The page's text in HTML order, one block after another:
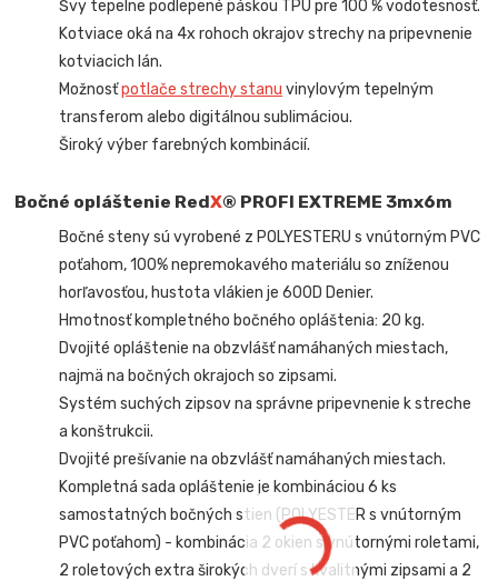
Švy tepelne podlepené páskou TPU pre 100 % vodotesnosť.
Kotviace oká na 4x rohoch okrajov strechy na pripevnenie
kotviacich lán.
Možnosťpotlače strechy stanu vinylovým tepelným
transferom alebo digitálnou sublimáciou.
Široký výber farebných kombinácií.
Bočné opláštenie RedX® PROFI EXTREME 3mx6m
Bočné steny sú vyrobené z POLYESTERU s vnútorným PVC
poťahom, 100% nepremokavého materiálu so zníženou
horľavosťou, hustota vlákien je 600D Denier.
Hmotnosť kompletného bočného opláštenia: 20 kg.
Dvojité opláštenie na obzvlášť namáhaných miestach,
najmä na bočných okrajoch so zipsami.
Systém suchých zipsov na správne pripevnenie k streche
a konštrukcii.
Dvojité prešívanie na obzvlášť namáhaných miestach.
Kompletná sada opláštenie je kombináciou 6 ks
samostatných bočných stien (POLYESTER s vnútorným
PVC poťahom) - kombinácia 2 okien s vnútornými roletami,
2 roletových extra širokých dverí s kvalitnými zipsami a 2